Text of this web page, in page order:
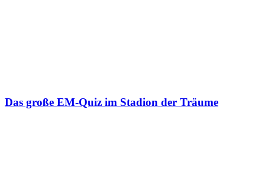
Das große EM-Quiz im Stadion der Träume